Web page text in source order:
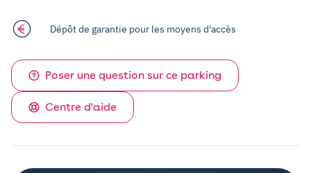
Dépôt de garantie pour les moyens d'accès
Poser une question sur ce parking
Centre d'aide